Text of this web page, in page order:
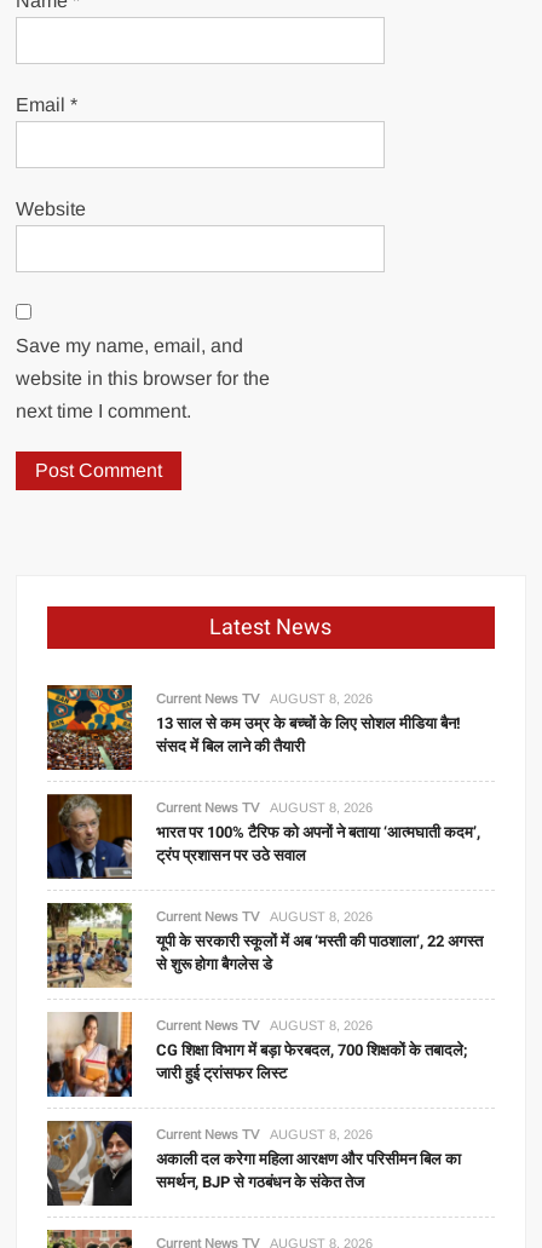
Email*
Website
Save my name, email, and
website in this browser for the
next time I comment.
Latest News
Current News TV AUGUST 8, 2026
13 साल से कम उम्र के बच्चों के लिए सोशल मीडिया बैन!
संसद में बिल लाने की तैयारी
Current News TV AUGUST 8, 2026
भारत पर 100% टैरिफ को अपनों ने बताया ‘आत्मघाती कदम’,
ट्रंप प्रशासन पर उठे सवाल
Current News TV AUGUST 8, 2026
यूपी के सरकारी स्कूलों में अब ‘मस्ती की पाठशाला’, 22 अगस्त
से शुरू होगा बैगलेस डे
Current News TV AUGUST 8, 2026
CG शिक्षा विभाग में बड़ा फेरबदल, 700 शिक्षकों के तबादले;
जारी हुई ट्रांसफर लिस्ट
Current News TV AUGUST 8, 2026
अकाली दल करेगा महिला आरक्षण और परिसीमन बिल का
समर्थन, BJP से गठबंधन के संकेत तेज
Current News TV AUGUST 8, 2026